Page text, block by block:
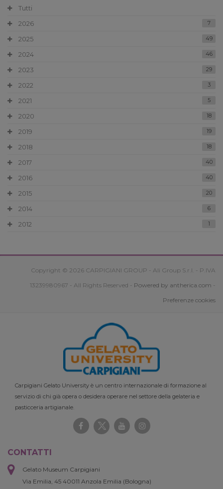
Tutti
2026
7
2025 49
2024 46
2023 29
2022 3
2021 5
2020 18
2019 19
2018 18
2017 40
2016 40
2015 20
2014 6
2012 1
Copyright © 2026 CARPIGIANI GROUP - Ali Group S.r.l. - P.IVA
13239980967 - All Rights Reserved - Powered by antherica.com -
Preferenze cookies
Carpigiani Gelato University è un centro internazionale di formazione al
servizio di chi già opera o desidera operare nel settore della gelateria e
pasticceria artigianale.
CONTATTI
Gelato Museum Carpigiani
Via Emilia, 45 40011 Anzola Emilia (Bologna)